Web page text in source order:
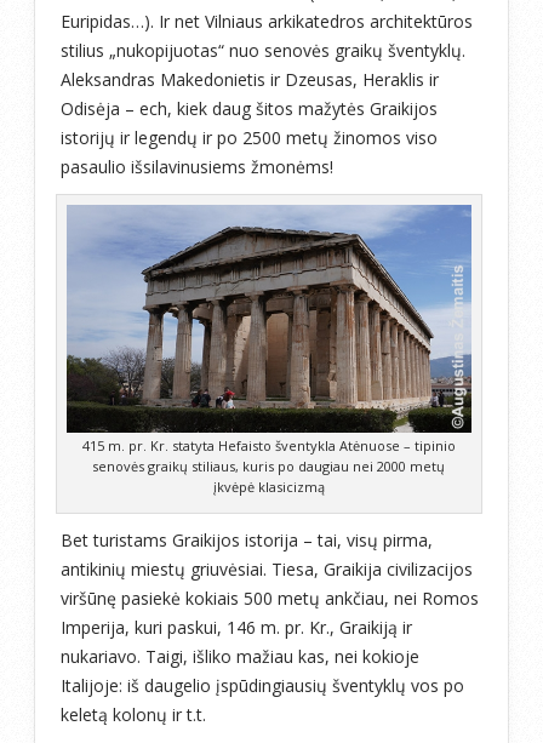
Euripidas…). Ir net Vilniaus arkikatedros architektūros
stilius „nukopijuotas“ nuo senovės graikų šventyklų.
Aleksandras Makedonietis ir Dzeusas, Heraklis ir
Odisėja – ech, kiek daug šitos mažytės Graikijos
istorijų ir legendų ir po 2500 metų žinomos viso
pasaulio išsilavinusiems žmonėms!
415 m. pr. Kr. statyta Hefaisto šventykla Atėnuose – tipinio
senovės graikų stiliaus, kuris po daugiau nei 2000 metų
įkvėpė klasicizmą
Bet turistams Graikijos istorija – tai, visų pirma,
antikinių miestų griuvėsiai. Tiesa, Graikija civilizacijos
viršūnę pasiekė kokiais 500 metų ankčiau, nei Romos
Imperija, kuri paskui, 146 m. pr. Kr., Graikiją ir
nukariavo. Taigi, išliko mažiau kas, nei kokioje
Italijoje: iš daugelio įspūdingiausių šventyklų vos po
keletą kolonų ir t.t.